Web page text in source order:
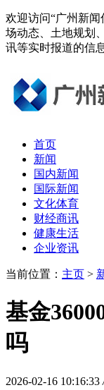
欢迎访问“广州新
场动态、土地规划
讯等实时报道的信
首页
新闻
国内新闻
国际新闻
文化体育
财经商讯
健康生活
企业资讯
当前位置： 主页 >
基金
吗
2026-02-16 10:16:33